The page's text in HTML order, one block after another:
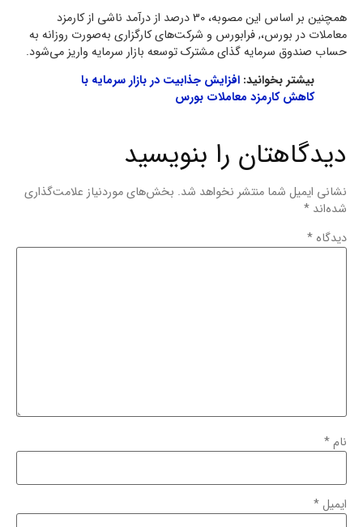
همچنین بر اساس این مصوبه، 30 درصد از درآمد ناشی از کارمزد
معاملات در بورس،, فرابورس و شرکت‌های کارگزاری به‌صورت روزانه به
حساب صندوق سرمایه گذای مشترک توسعه بازار سرمایه واریز می‌شود.
بیشتر بخوانید: افزایش جذابیت در بازار سرمایه با
کاهش کارمزد معاملات بورس
دیدگاهتان را بنویسید
نشانی ایمیل شما منتشر نخواهد شد. بخش‌های موردنیاز علامت‌گذاری
شده‌اند *
دیدگاه *
نام*
ایمیل*